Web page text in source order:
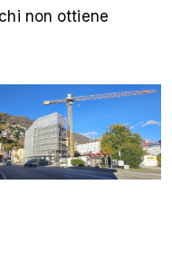
non ottiene